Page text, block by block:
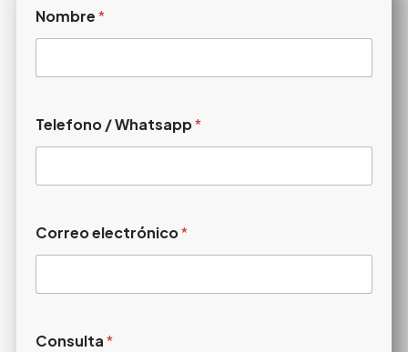
Nombre*
Telefono / Whatsapp*
Correo electrónico*
Consulta*